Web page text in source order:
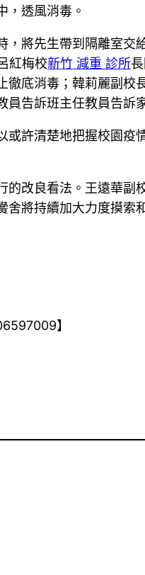
，透風消毒。
將先生帶到隔離室交
紅梅校新竹 減重 診所
底消毒；韓莉麗副校
告訴班主任教員告訴
許清楚地把握校園疫
改良看法。王遠華副
將持續加大力度摸索
】